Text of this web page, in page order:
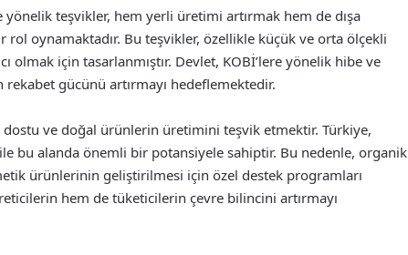
teşvikler, hem yerli üretimi artırmak hem de dışa
rol oynamaktadır. Bu teşvikler, özellikle küçük ve orta ölçekli
olmak için tasarlanmıştır. Devlet, KOBİ’lere yönelik hibe ve
gücünü artırmayı hedeflemektedir.
ve doğal ürünlerin üretimini teşvik etmektir. Türkiye,
bu alanda önemli bir potansiyele sahiptir. Bu nedenle, organik
ürünlerinin geliştirilmesi için özel destek programları
hem de tüketicilerin çevre bilincini artırmayı